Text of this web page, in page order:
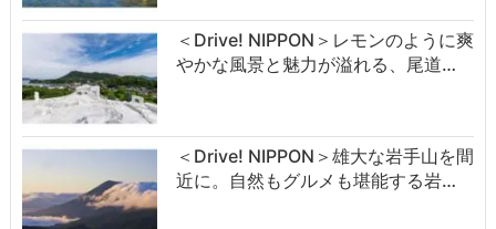
＜Drive! NIPPON＞レモンのように爽
やかな風景と魅力が溢れる、尾道…
＜Drive! NIPPON＞雄大な岩手山を間
近に。自然もグルメも堪能する岩…